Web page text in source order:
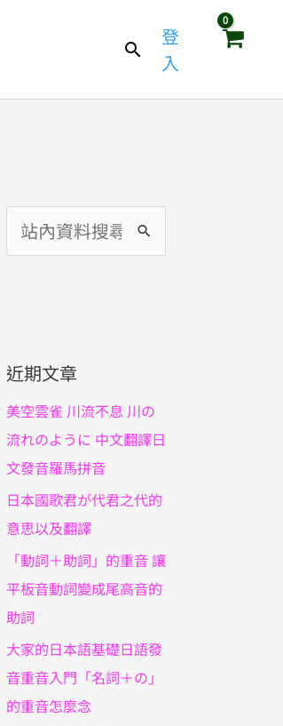
登
入
尋
:近期文章
美空雲雀 川流不息 川の
流れのように 中文翻譯日
文發音羅馬拼音
日本國歌君が代君之代的
意思以及翻譯
「動詞＋助詞」的重音 讓
平板音動詞變成尾高音的
助詞
大家的日本語基礎日語發
音重音入門「名詞＋の」
的重音怎麼念